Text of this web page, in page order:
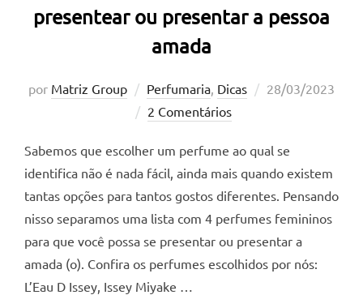
presentear ou presentar a pessoa
amada
por Matriz Group Perfumaria Dicas
Postado
28/03/2023
2 Comentários
Sabemos que escolher um perfume ao qual se
identifica não é nada fácil, ainda mais quando existem
tantas opções para tantos gostos diferentes. Pensando
nisso separamos uma lista com 4 perfumes femininos
para que você possa se presentar ou presentar a
amada (o). Confira os perfumes escolhidos por nós:
L’Eau D Issey, Issey Miyake …